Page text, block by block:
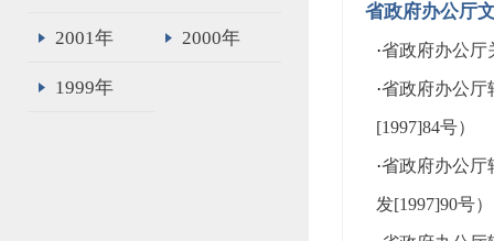
2001年 2000年
1999年
省政府办公厅
·省政府办公厅
·省政府办公厅
[1997]84号）
·省政府办公厅
发[1997]90号）